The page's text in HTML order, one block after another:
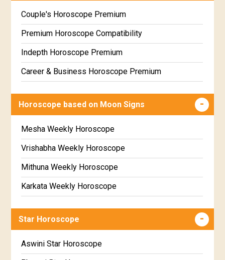
Free Daily Rashiphal
Free Weekly Rashifal
Free Star Horoscope
Free panchanga Predictions
Free Chinese Horoscope
Free Personal Horoscope
Free Chinese Compatibility
Free Numerology Report
Free Feng Shui
Couple's Horoscope Premium
Premium Horoscope Compatibility
Indepth Horoscope Premium
Career & Business Horoscope Premium
Marriage Horoscope Premium
Premium Gem Recommendation Report
Premium Ugadi Prediction
Premium Yoga Predictions
Premium Super Horoscope
Premium Yearly Horoscope
Premium Jupiter Transit Predictions
Horoscope based on Moon Signs
Mesha Weekly Horoscope
Vrishabha Weekly Horoscope
Mithuna Weekly Horoscope
Karkata Weekly Horoscope
Kanya Weekly Horoscope
Tula Weekly Horoscope
Star Horoscope
Aswini Star Horoscope